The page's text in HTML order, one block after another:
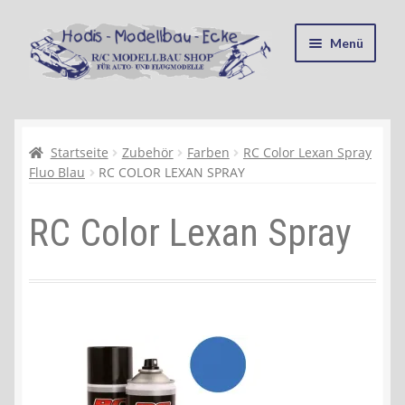
Zur
Navigation
springen
Zum
Inhalt
springen
Menü
Kasse
Recycling, Entsorgung und Umwelt
Warenkorb
Ablauf einer Bestellung
Startseite Zubehör Farben
RC Color Lexan Spray
Fluo Blau
RC COLOR LEXAN SPRAY
RC Color Lexan Spray